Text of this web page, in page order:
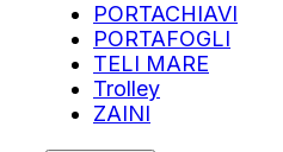
PORTACHIAVI
PORTAFOGLI
TELI MARE
Trolley
ZAINI